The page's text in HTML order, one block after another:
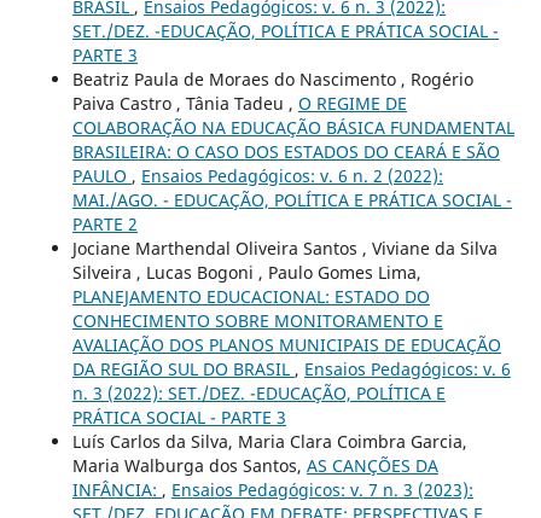
BRASIL , Ensaios Pedagógicos: v. 6 n. 3 (2022):
SET./DEZ. -EDUCAÇÃO, POLÍTICA E PRÁTICA SOCIAL -
PARTE 3
Beatriz Paula de Moraes do Nascimento , Rogério
Paiva Castro , Tânia Tadeu , O REGIME DE
COLABORAÇÃO NA EDUCAÇÃO BÁSICA FUNDAMENTAL
BRASILEIRA: O CASO DOS ESTADOS DO CEARÁ E SÃO
PAULO , Ensaios Pedagógicos: v. 6 n. 2 (2022):
MAI./AGO. - EDUCAÇÃO, POLÍTICA E PRÁTICA SOCIAL -
PARTE 2
Jociane Marthendal Oliveira Santos , Viviane da Silva
Silveira , Lucas Bogoni , Paulo Gomes Lima,
PLANEJAMENTO EDUCACIONAL: ESTADO DO
CONHECIMENTO SOBRE MONITORAMENTO E
AVALIAÇÃO DOS PLANOS MUNICIPAIS DE EDUCAÇÃO
DA REGIÃO SUL DO BRASIL , Ensaios Pedagógicos: v. 6
n. 3 (2022): SET./DEZ. -EDUCAÇÃO, POLÍTICA E
PRÁTICA SOCIAL - PARTE 3
Luís Carlos da Silva, Maria Clara Coimbra Garcia,
Maria Walburga dos Santos, AS CANÇÕES DA
INFÂNCIA: , Ensaios Pedagógicos: v. 7 n. 3 (2023):
SET./DEZ. EDUCAÇÃO EM DEBATE: PERSPECTIVAS E